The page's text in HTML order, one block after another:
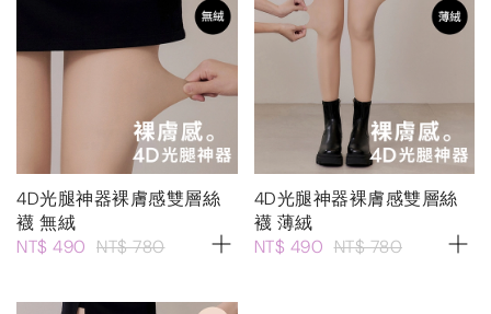
4D光腿神器裸膚感雙層絲
襪 無絨
NT$ 490 NT$ 780
4D光腿神器裸膚感雙層絲
襪 薄絨
NT$ 490 NT$ 780